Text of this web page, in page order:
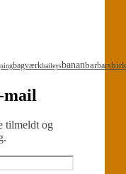
bagværkbaileysbananbarbars
mail
tilmeldt og